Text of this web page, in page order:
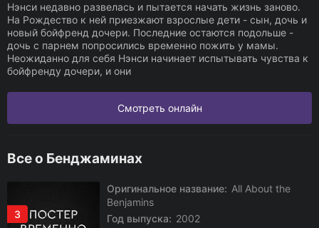
Нэнси недавно развелась и пытается начать жизнь заново.
На Рождество к ней приезжают взрослые дети - сын, дочь и
новый бойфренд дочери. Последние остаются подольше -
дочь с парнем попросились временно пожить у мамы.
Неожиданно для себя Нэнси начинает испытывать чувства к
бойфренду дочери, и они
Смотреть онлайн
Все о Бенджаминах
3
Оригинальное название: All About the
Benjamins
Год выпуска: 2002